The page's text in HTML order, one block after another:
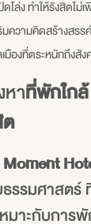
ล่ง ทำให้รังสิตไม่
มความคิดสร้างสรร
มืองที่ตระหนักถึงสั
าที่พักใกล้
รรมศาสตร์
หมาะกับกา